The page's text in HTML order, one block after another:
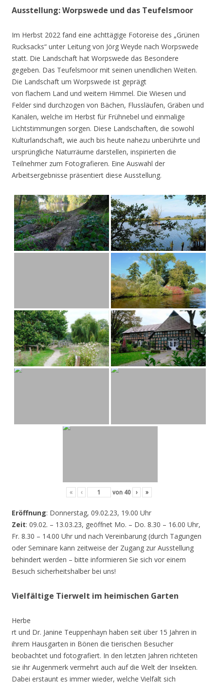
Ausstellung: Worpswede und das Teufelsmoor
Im Herbst 2022 fand eine achttägige Fotoreise des „Grünen
Rucksacks“ unter Leitung von Jörg Weyde nach Worpswede
statt. Die Landschaft hat Worpswede das Besondere
gegeben. Das Teufelsmoor mit seinen unendlichen Weiten.
Die Landschaft um Worpswede ist geprägt
von flachem Land und weitem Himmel. Die Wiesen und
Felder sind durchzogen von Bächen, Flussläufen, Gräben und
Kanälen, welche im Herbst für Frühnebel und einmalige
Lichtstimmungen sorgen. Diese Landschaften, die sowohl
Kulturlandschaft, wie auch bis heute nahezu unberührte und
ursprüngliche Naturräume darstellen, inspirierten die
Teilnehmer zum Fotografieren. Eine Auswahl der
Arbeitsergebnisse präsentiert diese Ausstellung.
« ‹ von 40 › »
Eröffnung: Donnerstag, 09.02.23, 19.00 Uhr
Zeit: 09.02. – 13.03.23, geöffnet Mo. – Do. 8.30 – 16.00 Uhr,
Fr. 8.30 – 14.00 Uhr und nach Vereinbarung (durch Tagungen
oder Seminare kann zeitweise der Zugang zur Ausstellung
behindert werden – bitte informieren Sie sich vor einem
Besuch sicherheitshalber bei uns!
Vielfältige Tierwelt im heimischen Garten
Herbe
rt und Dr. Janine Teuppenhayn haben seit über 15 Jahren in
ihrem Hausgarten in Bönen die tierischen Besucher
beobachtet und fotografiert. In den letzten Jahren richteten
sie ihr Augenmerk vermehrt auch auf die Welt der Insekten.
Dabei erstaunt es immer wieder, welche Vielfalt sich